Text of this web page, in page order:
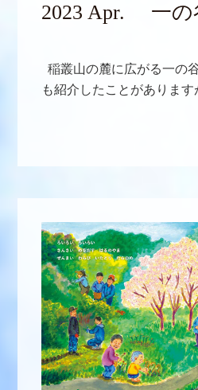
2023 Apr. 一の
稲叢山の麓に広がる一の
も紹介したことがあります